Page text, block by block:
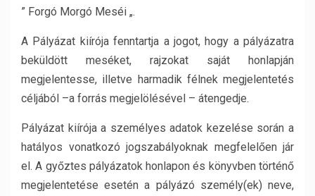
” Forgó Morgó Meséi „.
A Pályázat kiírója fenntartja a jogot, hogy a pályázatra
beküldött meséket, rajzokat saját honlapján
megjelentesse, illetve harmadik félnek megjelentetés
céljából –a forrás megjelölésével – átengedje.
Pályázat kiírója a személyes adatok kezelése során a
hatályos vonatkozó jogszabályoknak megfelelően jár
el. A győztes pályázatok honlapon és könyvben történő
megjelentetése esetén a pályázó személy(ek) neve,